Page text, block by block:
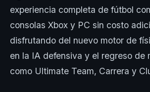
experiencia completa de fútbol
consolas Xbox y PC sin costo
disfrutando del nuevo motor de
en la IA defensiva y el regreso de
como Ultimate Team, Carrera y